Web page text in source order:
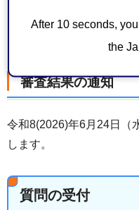
After 10 seconds,
the
（注記）郵送の場合は、
審査結果の通知
令和8(2026)年6月24日（
します。
質問の受付